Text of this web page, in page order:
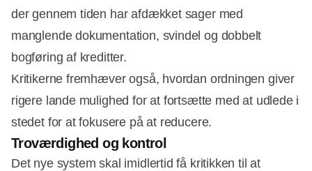
der gennem tiden har afdækket sager med
manglende dokumentation, svindel og dobbelt
bogføring af kreditter.
Kritikerne fremhæver også, hvordan ordningen giver
rigere lande mulighed for at fortsætte med at udlede i
stedet for at fokusere på at reducere.
Troværdighed og kontrol
Det nye system skal imidlertid få kritikken til at